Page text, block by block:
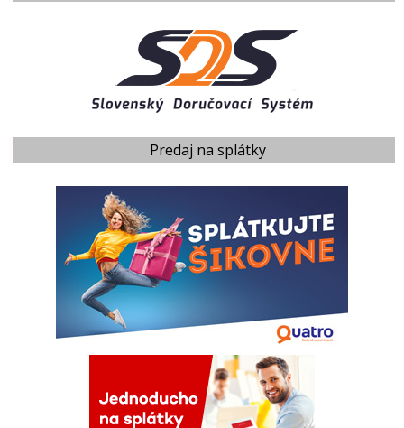
Predaj na splátky